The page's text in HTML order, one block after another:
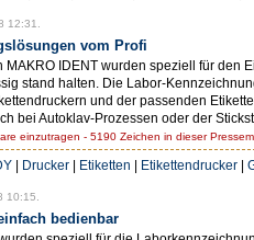
12:31.
vom Profi
IDENT wurden speziell für den
stand halten. Die Labor-
und der passenden
bei Autoklav-Prozessen oder der
einzutragen - 5190 Zeichen in dieser
| Drucker | Etiketten | Etikettendrucker |
10:15.
bedienbar